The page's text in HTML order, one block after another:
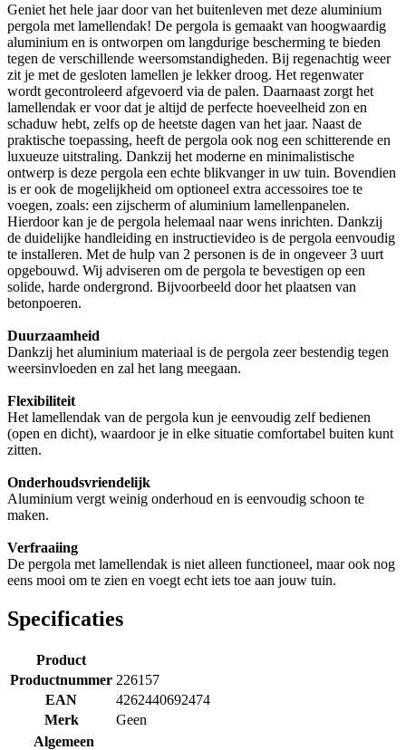
Geniet het hele jaar door van het buitenleven met deze aluminium
pergola met lamellendak! De pergola is gemaakt van hoogwaardig
aluminium en is ontworpen om langdurige bescherming te bieden
tegen de verschillende weersomstandigheden. Bij regenachtig weer
zit je met de gesloten lamellen je lekker droog. Het regenwater
wordt gecontroleerd afgevoerd via de palen. Daarnaast zorgt het
lamellendak er voor dat je altijd de perfecte hoeveelheid zon en
schaduw hebt, zelfs op de heetste dagen van het jaar. Naast de
praktische toepassing, heeft de pergola ook nog een schitterende en
luxueuze uitstraling. Dankzij het moderne en minimalistische
ontwerp is deze pergola een echte blikvanger in uw tuin. Bovendien
is er ook de mogelijkheid om optioneel extra accessoires toe te
voegen, zoals: een zijscherm of aluminium lamellenpanelen.
Hierdoor kan je de pergola helemaal naar wens inrichten. Dankzij
de duidelijke handleiding en instructievideo is de pergola eenvoudig
te installeren. Met de hulp van 2 personen is de in ongeveer 3 uurt
opgebouwd. Wij adviseren om de pergola te bevestigen op een
solide, harde ondergrond. Bijvoorbeeld door het plaatsen van
betonpoeren.
Duurzaamheid
Dankzij het aluminium materiaal is de pergola zeer bestendig tegen
weersinvloeden en zal het lang meegaan.
Flexibiliteit
Het lamellendak van de pergola kun je eenvoudig zelf bedienen
(open en dicht), waardoor je in elke situatie comfortabel buiten kunt
zitten.
Onderhoudsvriendelijk
Aluminium vergt weinig onderhoud en is eenvoudig schoon te
maken.
Verfraaiing
De pergola met lamellendak is niet alleen functioneel, maar ook nog
eens mooi om te zien en voegt echt iets toe aan jouw tuin.
Specificaties
Product
Productnummer 226157
EAN
4262440692474
Merk
Geen
Algemeen